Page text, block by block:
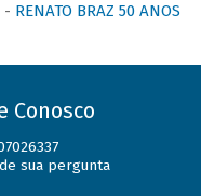
- RENATO BRAZ 50 ANOS
Conosco
sua pergunta